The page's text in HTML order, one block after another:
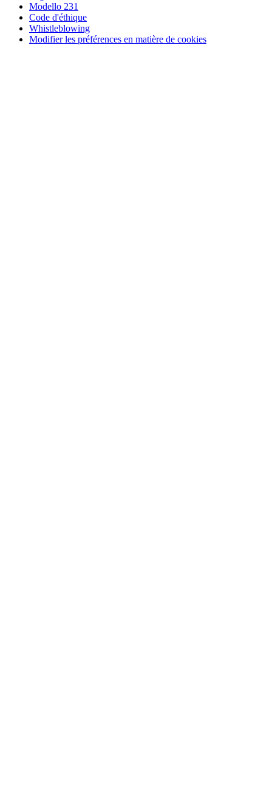
Modello 231
Code d'éthique
Whistleblowing
Modifier les préférences en matière de cookies